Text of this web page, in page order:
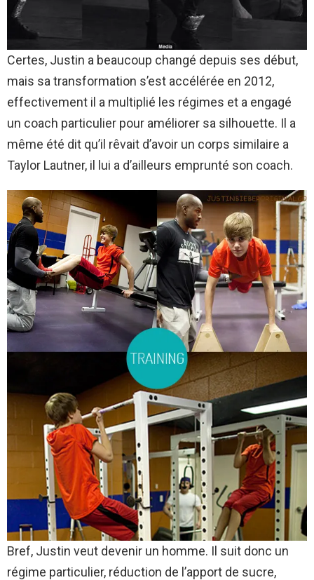
Certes, Justin a beaucoup changé depuis ses début,
mais sa transformation s’est accélérée en 2012,
effectivement il a multiplié les régimes et a engagé
un coach particulier pour améliorer sa silhouette. Il a
même été dit qu’il rêvait d’avoir un corps similaire a
Taylor Lautner, il lui a d’ailleurs emprunté son coach.
Bref, Justin veut devenir un homme. Il suit donc un
régime particulier, réduction de l’apport de sucre,